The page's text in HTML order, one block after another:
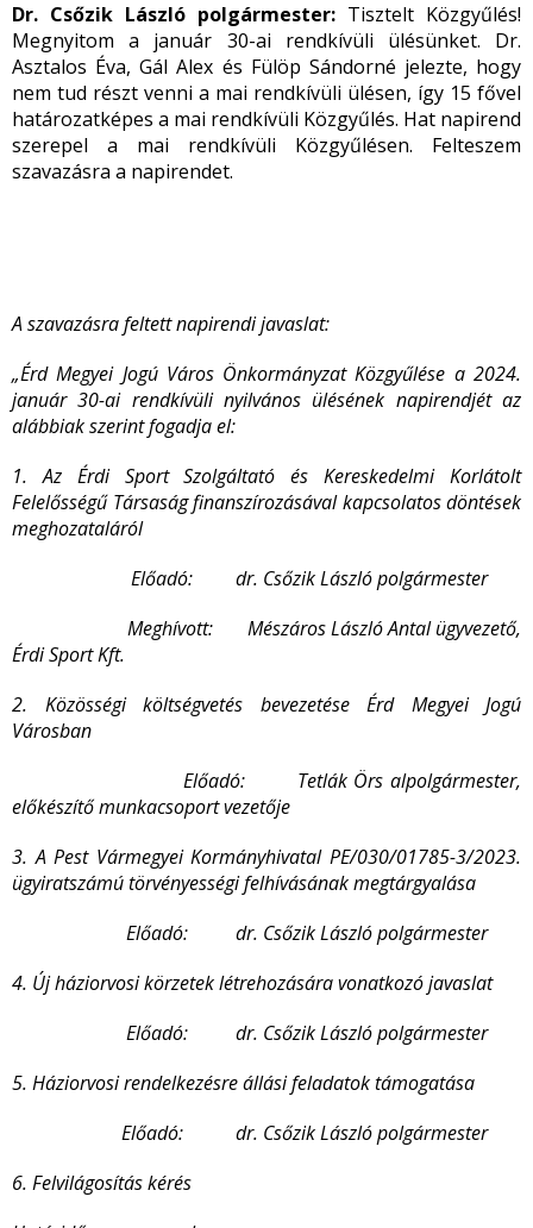
Dr. Csőzik László polgármester: Tisztelt Közgyűlés!
Megnyitom a január 30-ai rendkívüli ülésünket. Dr.
Asztalos Éva, Gál Alex és Fülöp Sándorné jelezte, hogy
nem tud részt venni a mai rendkívüli ülésen, így 15 fővel
határozatképes a mai rendkívüli Közgyűlés. Hat napirend
szerepel a mai rendkívüli Közgyűlésen. Felteszem
szavazásra a napirendet.
A szavazásra feltett napirendi javaslat:
„Érd Megyei Jogú Város Önkormányzat Közgyűlése a 2024.
január 30-ai rendkívüli nyilvános ülésének napirendjét az
alábbiak szerint fogadja el:
1. Az Érdi Sport Szolgáltató és Kereskedelmi Korlátolt
Felelősségű Társaság finanszírozásával kapcsolatos döntések
meghozataláról
Előadó: dr. Csőzik László polgármester
Meghívott: Mészáros László Antal ügyvezető,
Érdi Sport Kft.
2. Közösségi költségvetés bevezetése Érd Megyei Jogú
Városban
Előadó: Tetlák Örs alpolgármester,
előkészítő munkacsoport vezetője
3. APest Vármegyei Kormányhivatal PE/030/01785-3/2023.
ügyiratszámú törvényességi felhívásának megtárgyalása
Előadó: dr. Csőzik László polgármester
4. Új háziorvosi körzetek létrehozására vonatkozó javaslat
Előadó: dr. Csőzik László polgármester
5. Háziorvosi rendelkezésre állási feladatok támogatása
Előadó: dr. Csőzik László polgármester
6. Felvilágosítás kérés